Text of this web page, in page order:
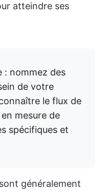
atteindre ses
: nommez des
de votre
le flux de
mesure de
spécifiques et
généralement